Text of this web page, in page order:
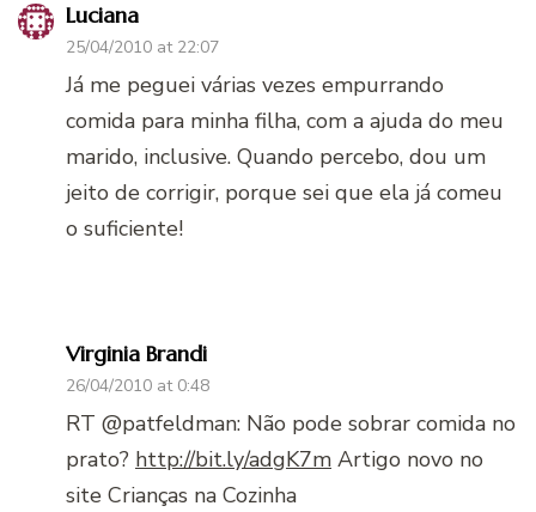
Luciana
25/04/2010 at 22:07
Já me peguei várias vezes empurrando
comida para minha filha, com a ajuda do meu
marido, inclusive. Quando percebo, dou um
jeito de corrigir, porque sei que ela já comeu
o suficiente!
Virginia Brandi
26/04/2010 at 0:48
RT @patfeldman: Não pode sobrar comida no
prato? http://bit.ly/adgK7m Artigo novo no
site Crianças na Cozinha